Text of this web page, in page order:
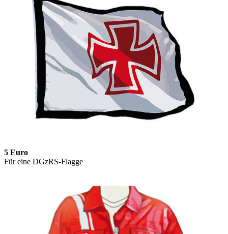
5 Euro
Für eine DGzRS-Flagge